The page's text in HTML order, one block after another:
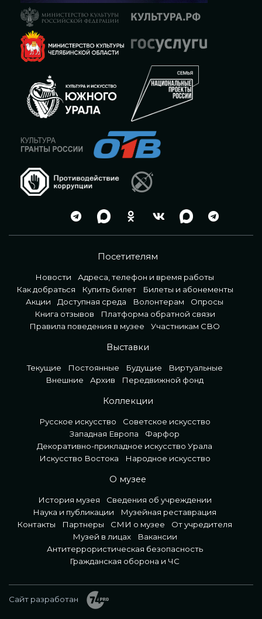
Посетителям
Новости
Адреса, телефон и время работы
Как добраться
Купить билет
Билеты и абонементы
Акции
Доступная среда Волонтерам
Опросы
Книга отзывов
Платформа обратной связи
Правила поведения в музее
Участникам СВО
Выставки
Текущие Постоянные Будущие
Виртуальные
Внешние
Архив Передвижной фонд
Коллекции
Русское искусство
Советское искусство
Западная Европа
Фарфор
Декоративно-прикладное искусство Урала
Искусство Востока
Народное искусство
О музее
История музея
Сведения об учреждении
Наука и публикации
Музейная реставрация
Контакты
Партнеры СМИ о музее
От учредителя
Музей в лицах
Вакансии
Антитеррористическая безопасность
Гражданская оборона и ЧС
Сайт разработан